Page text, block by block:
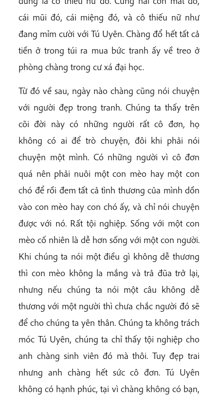
cái mũi đó, cái miệng đó, và cô thiếu nữ như
đang mỉm cười với Tú Uyên. Chàng đổ hết tất cả
tiền ở trong túi ra mua bức tranh ấy về treo ở
phòng chàng trong cư xá đại học.
Từ đó về sau, ngày nào chàng cũng nói chuyện
với người đẹp trong tranh. Chúng ta thấy trên
cõi đời này có những người rất cô đơn, họ
không có ai để trò chuyện, đôi khi phải nói
chuyện một mình. Có những người vì cô đơn
quá nên phải nuôi một con mèo hay một con
chó để rồi đem tất cả tình thương của mình dồn
vào con mèo hay con chó ấy, và chỉ nói chuyện
được với nó. Rất tội nghiệp. Sống với một con
mèo cố nhiên là dễ hơn sống với một con người.
Khi chúng ta nói một điều gì không dễ thương
thì con mèo không la mắng và trả đũa trở lại,
nhưng nếu chúng ta nói một câu không dễ
thương với một người thì chưa chắc người đó sẽ
để cho chúng ta yên thân. Chúng ta không trách
móc Tú Uyên, chúng ta chỉ thấy tội nghiệp cho
anh chàng sinh viên đó mà thôi. Tuy đẹp trai
nhưng anh chàng hết sức cô đơn. Tú Uyên
không có hạnh phúc, tại vì chàng không có bạn,